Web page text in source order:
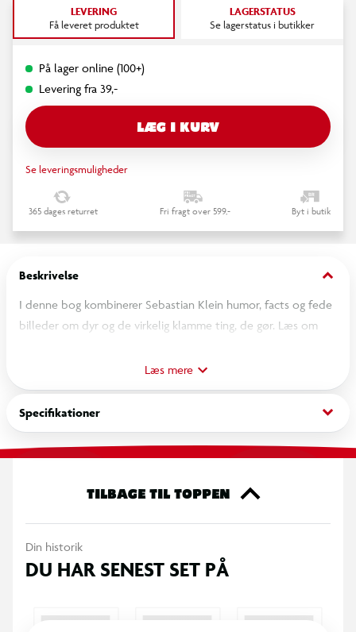
LEVERING
Få leveret produktet
LAGERSTATUS
Se lagerstatus i butikker
På lager online (100+)
Levering fra 39,-
LÆG I KURV
Se leveringsmuligheder
365 dages returret Fri fragt over 599,- Byt i butik
Beskrivelse keyboard_arrow_down
I denne bog kombinerer Sebastian Klein humor, facts og fede
billeder om dyr og de virkelig klamme ting, de gør. Læs om
bliver for varmt eller bændelormen, der kan blive helt op til
10 meter ...inde i maven på et menneske.
Andre titler i serien:
- Verdens 100 vildeste dyr
- Verdens 100 mærkeligste dyr
- Verdens 100 mest truede dyr
- Verdens 100 mest berømte dyr
Læs mere
Specifikationer keyboard_arrow_down
TILBAGE TIL TOPPEN
Din historik
DU HAR SENEST SET PÅ